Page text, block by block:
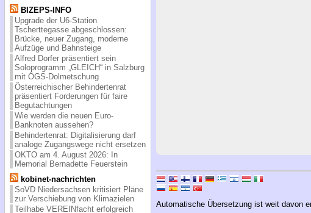
BIZEPS-INFO
Upgrade der U6-Station
Tscherttegasse abgeschlossen:
Brücke, neuer Zugang, moderne
Aufzüge und Bahnsteige
Alfred Dorfer präsentiert sein
Soloprogramm „GLEICH“ in Salzburg
mit ÖGS-Dolmetschung
Österreichischer Behindertenrat
präsentiert Forderungen für faire
Begutachtungen
Wie werden die neuen Euro-
Banknoten aussehen?
Behindertenrat: Digitalisierung darf
analoge Zugangswege nicht ersetzen
OKTO am 4. August 2026: In
Memorial Bernadette Feuerstein
kobinet-nachrichten
SoVD Niedersachsen kritisiert Pläne
zur Verschiebung von Klimazielen
Teilhabe VEREINfacht erfolgreich
Automatische Übersetzung ist weit davon